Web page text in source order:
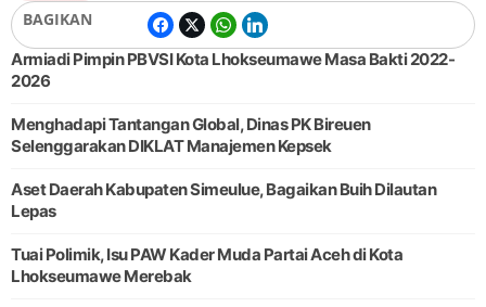
BAGIKAN
Armiadi Pimpin PBVSI Kota Lhokseumawe Masa Bakti 2022-
2026
Menghadapi Tantangan Global, Dinas PK Bireuen
Selenggarakan DIKLAT Manajemen Kepsek
Aset Daerah Kabupaten Simeulue, Bagaikan Buih Dilautan
Lepas
Tuai Polimik, Isu PAW Kader Muda Partai Aceh di Kota
Lhokseumawe Merebak